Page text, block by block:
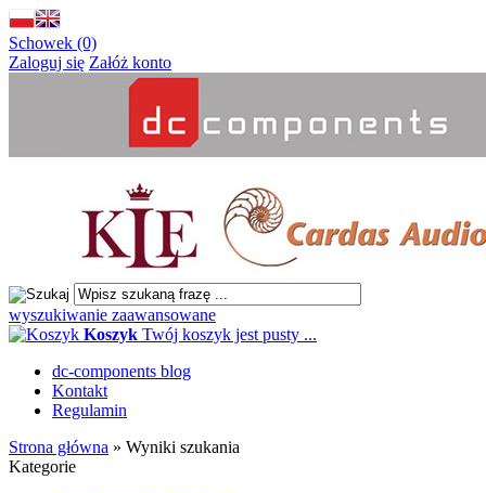
Schowek (0)
Zaloguj się Załóż konto
wyszukiwanie zaawansowane
Koszyk Twój koszyk jest pusty ...
dc-components blog
Kontakt
Regulamin
Strona główna » Wyniki szukania
Kategorie